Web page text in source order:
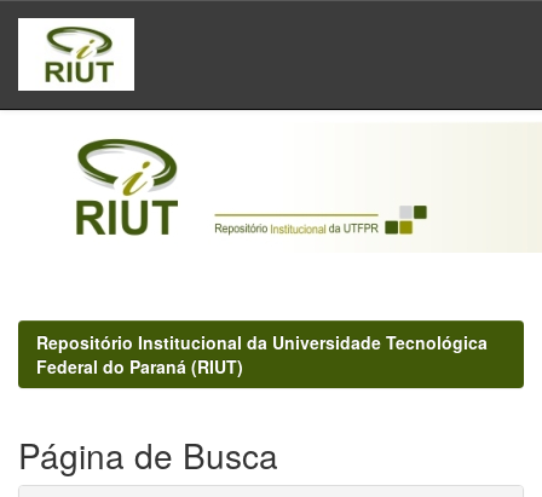
Skip
navigation
Repositório Institucional da Universidade Tecnológica
Federal do Paraná (RIUT)
Página de Busca